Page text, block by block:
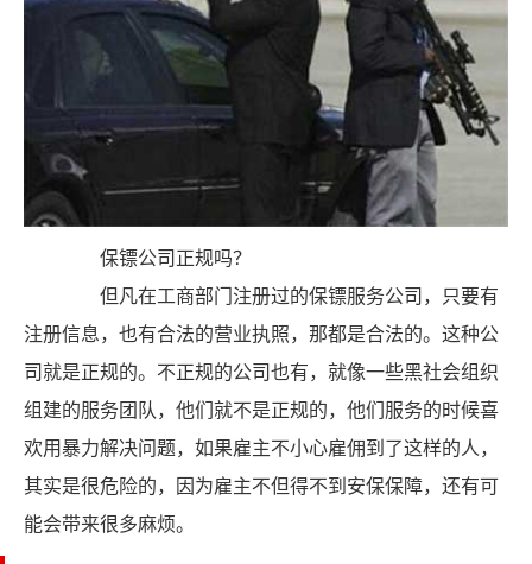
保镖公司正规吗？
但凡在工商部门注册过的保镖服务公司，只要有
注册信息，也有合法的营业执照，那都是合法的。这种公
司就是正规的。不正规的公司也有，就像一些黑社会组织
组建的服务团队，他们就不是正规的，他们服务的时候喜
欢用暴力解决问题，如果雇主不小心雇佣到了这样的人，
其实是很危险的，因为雇主不但得不到安保保障，还有可
能会带来很多麻烦。